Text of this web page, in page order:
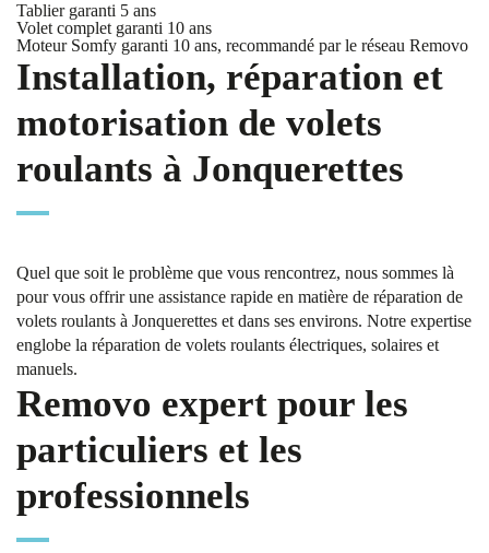
Tablier garanti 5 ans
Volet complet garanti 10 ans
Moteur Somfy garanti 10 ans, recommandé par le réseau Removo
Installation, réparation et
motorisation de volets
roulants à Jonquerettes
Quel que soit le problème que vous rencontrez, nous sommes là
pour vous offrir une assistance rapide en matière de réparation de
volets roulants à Jonquerettes et dans ses environs. Notre expertise
englobe la réparation de volets roulants électriques, solaires et
manuels.
Removo expert pour les
particuliers et les
professionnels